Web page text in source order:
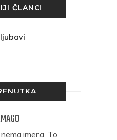
ČLANCI
imena. To